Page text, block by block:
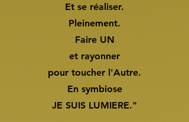
Et se réaliser.
Pleinement.
Faire UN
et rayonner
pour toucher l'Autre.
En symbiose
JE SUIS LUMIERE."